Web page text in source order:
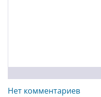
Нет комментариев